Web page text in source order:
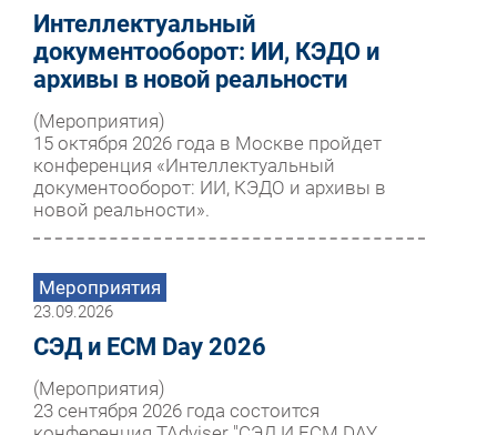
Интеллектуальный
документооборот: ИИ, КЭДО и
архивы в новой реальности
(Мероприятия)
15 октября 2026 года в Москве пройдет
конференция «Интеллектуальный
документооборот: ИИ, КЭДО и архивы в
новой реальности».
Мероприятия
23.09.2026
СЭД и ECM Day 2026
(Мероприятия)
23 сентября 2026 года состоится